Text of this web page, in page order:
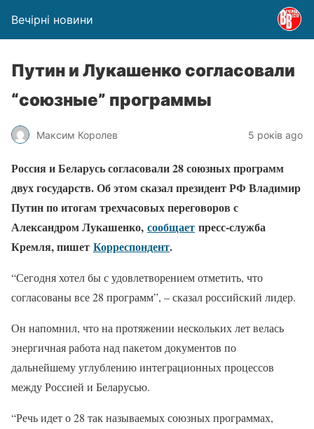
Вечірні новини
Путин и Лукашенко согласовали
“союзные” программы
Максим Королев 5 років ago
Россия и Беларусь согласовали 28 союзных программ
двух государств. Об этом сказал президент РФ Владимир
Путин по итогам трехчасовых переговоров с
Александром Лукашенко, сообщает пресс-служба
Кремля, пишет Корреспондент.
“Сегодня хотел бы с удовлетворением отметить, что
согласованы все 28 программ”, – сказал российский лидер.
Он напомнил, что на протяжении нескольких лет велась
энергичная работа над пакетом документов по
дальнейшему углублению интеграционных процессов
между Россией и Беларусью.
“Речь идет о 28 так называемых союзных программах,